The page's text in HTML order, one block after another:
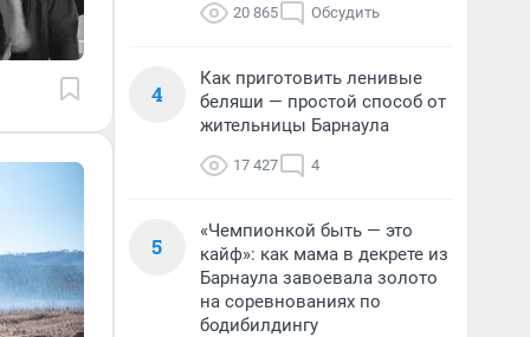
20 865 Обсудить
4
Как приготовить ленивые
беляши — простой способ от
жительницы Барнаула
17 427 4
5
«Чемпионкой быть — это
кайф»: как мама в декрете из
Барнаула завоевала золото
на соревнованиях по
бодибилдингу